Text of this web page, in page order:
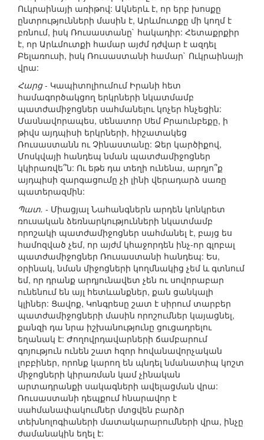
Ուկրաինայի առիթով: Ակներև է, որ երբ խոսքը
ընտրությունների մասին է, Արևմուտքը մի կողմ է
բռնում, իսկ Ռուսաստանը` հակադիր: Հետաքրքիր
է, որ Արևմուտքի համար այժմ դժվար է ազդել
Բելառուսի, իսկ Ռուսաստանի համար` Ուկրաինայի
վրա:
Հարց- Կապիտոլիումում Իրանի հետ
համագործակցող երկրների նկատմամբ
պատժամիջոցներ սահմանելու կոչեր հնչեցին:
Մասնավորապես, սենատոր Սեմ Բրաունբեքը, ի
թիվս այդպիսի երկրների, հիշատակեց
Ռուսաստանն ու Չինաստանը: Ձեր կարծիքով,
Մոսկվայի հանդեպ նման պատժամիջոցներ
կկիրառվե՞ն: Ու եթե դա տեղի ունենա, արդյո՞ք
այդպիսի զարգացումը չի լինի վերադարձ սառը
պատերազմին:
Պատ. - Միացյալ Նահանգներն արդեն կոնկրետ
ռուսական ձեռնարկությունների նկատմամբ
որոշակի պատժամիջոցներ սահմանել է, բայց ես
համոզված չեմ, որ այժմ կհաջորդեն ինչ-որ գլոբալ
պատժամիջոցներ Ռուսաստանի հանդեպ: Ես,
օրինակ, նման միջոցների կողմնակից չեմ և գտնում
եմ, որ դրանք արդյունավետ չեն ու սովորաբար
ունենում են այլ հետևանքներ, քան ցանկալի
կլիներ: Ցավոք, Կոնգրեսը շատ է սիրում տարբեր
պատժամիջոցների մասին որոշումներ կայացնել,
քանզի դա նրա իշխանությունը ցուցադրելու
եղանակ է: Ժողովրդավարների ճամբարում
գոյություն ունեն շատ հզոր հովանավորչական
լոբբիներ, որոնք կարող են պնդել նմանատիպ կոշտ
միջոցների կիրառման կամ չինական
արտադրանքի սակագների ավելացման վրա:
Ռուսաստանի դեպքում հնարավոր է
սահմանափակումներ մտցվեն բարձր
տեխնոլոգիաների մատակարարումների վրա, ինչը
ժամանակին եղել է: